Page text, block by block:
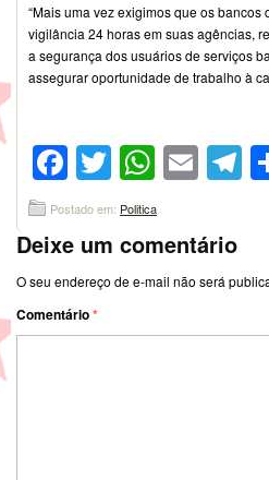
“Mais uma vez exigimos que os
vigilância 24 horas em suas agências,
a segurança dos usuários de serviços
assegurar oportunidade de trabalho à
Facebook
Twitter
Postado em: Politica
Deixe um comentário
O seu endereço de e-mail não será
Comentário*